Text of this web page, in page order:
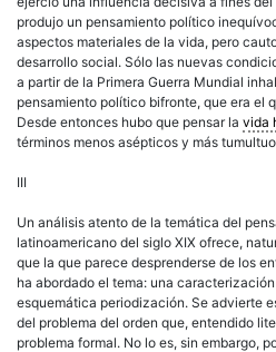
produjo un pensamiento político
aspectos materiales de la vida, pero
desarrollo social. Sólo las nuevas
a partir de la Primera Guerra Mundial
pensamiento político bifronte, que era el
Desde entonces hubo que pensar la vida
términos menos asépticos y más
III
Un análisis atento de la temática del
latinoamericano del siglo XIX ofrece,
que la que parece desprenderse de los
ha abordado el tema: una
esquemática periodización. Se advierte
del problema del orden que, entendido
problema formal. No lo es, sin embargo,